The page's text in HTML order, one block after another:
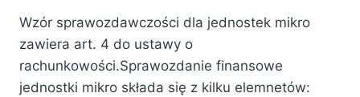
Wzór sprawozdawczości dla jednostek mikro
zawiera art. 4 do ustawy o
rachunkowości.Sprawozdanie finansowe
jednostki mikro składa się z kilku elemnetów: